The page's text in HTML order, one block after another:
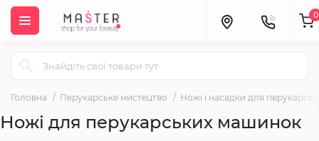
0
Головна Перукарське мистецтво Ножі і насадки для
Ножі для перукарських машинок